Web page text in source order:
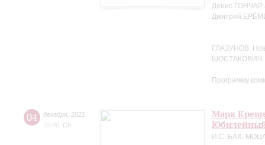
Денис ГОНЧАР
Дмитрий
ГЛАЗУНОВ.
ШОСТАКОВИЧ.
Программу
04 декабря 2021
15:00 Сб
Марк
И.С. БАХ,